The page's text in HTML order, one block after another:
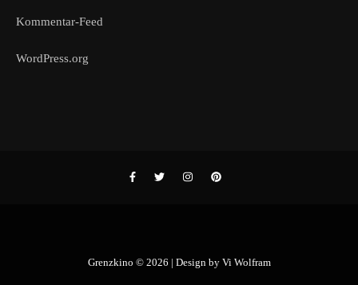
Kommentar-Feed
WordPress.org
Grenzkino © 2026 | Design by Vi Wolfram